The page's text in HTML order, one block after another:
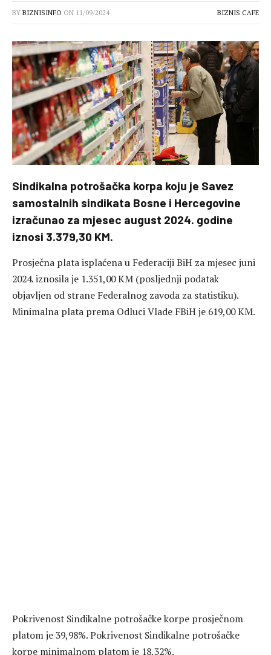
BY BIZNISINFO ON 11/09/2024 BIZNIS CAFE
Sindikalna potrošačka korpa koju je Savez
samostalnih sindikata Bosne i Hercegovine
izračunao za mjesec august 2024. godine
iznosi 3.379,30 KM.
Prosječna plata isplaćena u Federaciji BiH za mjesec juni
2024. iznosila je 1.351,00 KM (posljednji podatak
objavljen od strane Federalnog zavoda za statistiku).
Minimalna plata prema Odluci Vlade FBiH je 619,00 KM.
Pokrivenost Sindikalne potrošačke korpe prosječnom
platom je 39,98%. Pokrivenost Sindikalne potrošačke
korpe minimalnom platom je 18,32%.